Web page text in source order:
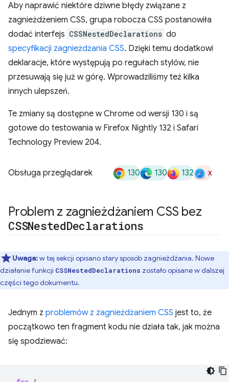
Aby naprawić niektóre dziwne błędy związane z
zagnieżdżeniem CSS, grupa robocza CSS postanowiła
dodać interfejs CSSNestedDeclarations do
specyfikacji zagnieżdżania CSS. Dzięki temu dodatkowi
deklaracje, które występują po regułach stylów, nie
przesuwają się już w górę. Wprowadziliśmy też kilka
innych ulepszeń.
Te zmiany są dostępne w Chrome od wersji 130 i są
gotowe do testowania w Firefox Nightly 132 i Safari
Technology Preview 204.
Obsługa przeglądarek 130 130 132 x
Problem z zagnieżdżaniem CSS bez
CSSNestedDeclarations
Uwaga:w tej sekcji opisano stary sposób zagnieżdżania. Nowe
działanie funkcji CSSNestedDeclarations zostało opisane w dalszej
części tego dokumentu.
Jednym z problemów z zagnieżdżaniem CSS jest to, że
początkowo ten fragment kodu nie działa tak, jak można
się spodziewać: